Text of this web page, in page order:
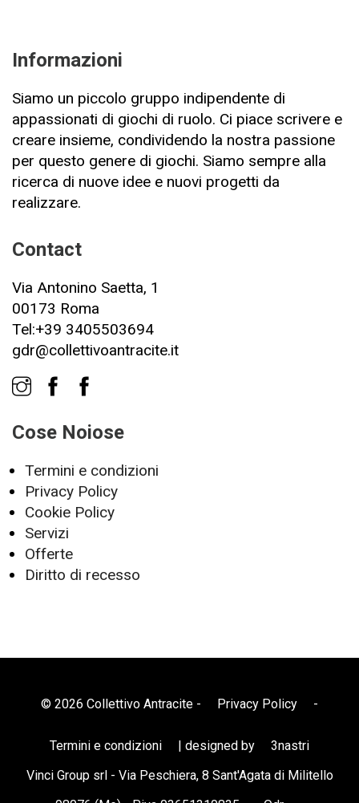
Informazioni
Siamo un piccolo gruppo indipendente di
appassionati di giochi di ruolo. Ci piace scrivere e
creare insieme, condividendo la nostra passione
per questo genere di giochi. Siamo sempre alla
ricerca di nuove idee e nuovi progetti da
realizzare.
Contact
Via Antonino Saetta, 1
00173 Roma
Tel:+39 3405503694
gdr@collettivoantracite.it
Cose Noiose
Termini e condizioni
Privacy Policy
Cookie Policy
Servizi
Offerte
Diritto di recesso
© 2026 Collettivo Antracite - Privacy Policy -
Termini e condizioni | designed by
3nastri
Vinci Group srl - Via Peschiera, 8 Sant'Agata di Militello